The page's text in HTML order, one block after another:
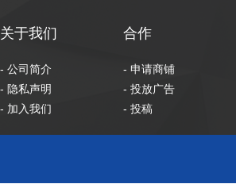
关于我们
- 公司简介
- 隐私声明
- 加入我们
合作
- 申请商铺
- 投放广告
- 投稿